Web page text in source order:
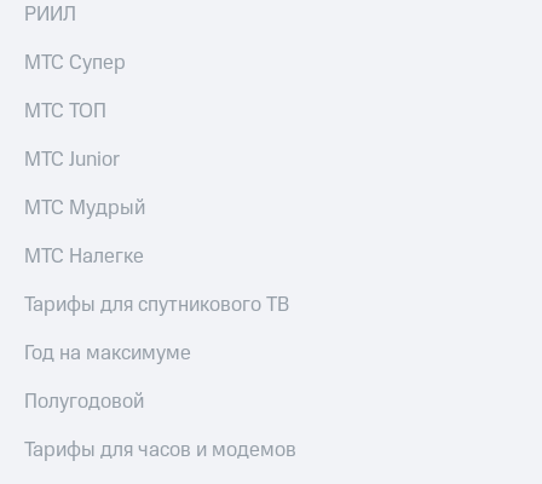
РИИЛ
МТС Супер
МТС ТОП
МТС Junior
МТС Мудрый
МТС Налегке
Тарифы для спутникового ТВ
Год на максимуме
Полугодовой
Тарифы для часов и модемов